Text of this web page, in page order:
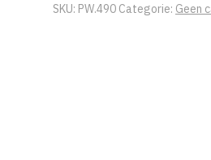
SKU: PW.490 Categorie: Geen